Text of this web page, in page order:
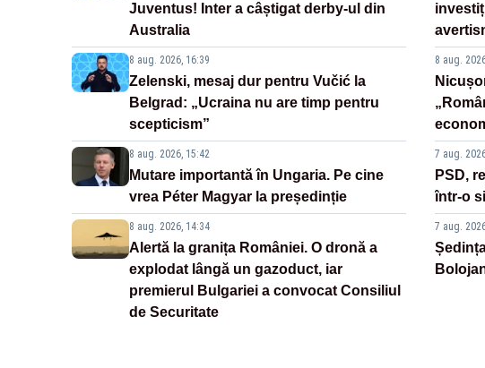
Juventus! Inter a câștigat derby-ul din
Australia
8 aug. 2026, 16:39
Zelenski, mesaj dur pentru Vučić la
Belgrad: „Ucraina nu are timp pentru
scepticism”
8 aug. 2026, 15:42
Mutare importantă în Ungaria. Pe cine
vrea Péter Magyar la președinție
8 aug. 2026, 14:34
Alertă la granița României. O dronă a
explodat lângă un gazoduct, iar
premierul Bulgariei a convocat Consiliul
de Securitate
8 aug.
7 aug.
PSD,
într-o
7 aug.